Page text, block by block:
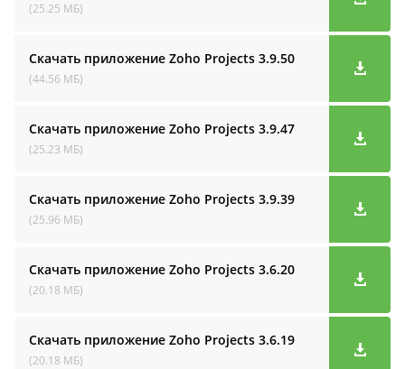
(25.25 МБ)
Скачать приложение Zoho Projects 3.9.50
(44.56 МБ)
Скачать приложение Zoho Projects 3.9.47
(25.23 МБ)
Скачать приложение Zoho Projects 3.9.39
(25.96 МБ)
Скачать приложение Zoho Projects 3.6.20
(20.18 МБ)
Скачать приложение Zoho Projects 3.6.19
(20.18 МБ)